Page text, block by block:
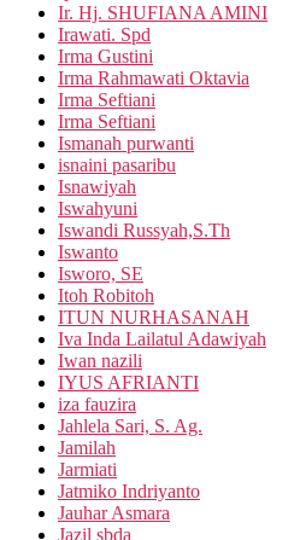
Ir. Hj. SHUFIANA AMINI
Irawati. Spd
Irma Gustini
Irma Rahmawati Oktavia
Irma Seftiani
Irma Seftiani
Ismanah purwanti
isnaini pasaribu
Isnawiyah
Iswahyuni
Iswandi Russyah,S.Th
Iswanto
Isworo, SE
Itoh Robitoh
ITUN NURHASANAH
Iva Inda Lailatul Adawiyah
Iwan nazili
IYUS AFRIANTI
iza fauzira
Jahlela Sari, S. Ag.
Jamilah
Jarmiati
Jatmiko Indriyanto
Jauhar Asmara
Jazil sbda